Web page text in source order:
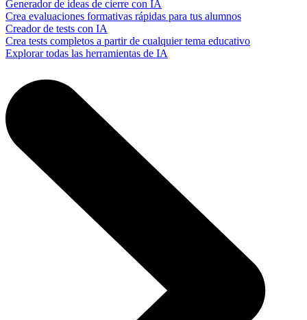
Generador de ideas de cierre con IA
Crea evaluaciones formativas rápidas para tus alumnos
Creador de tests con IA
Crea tests completos a partir de cualquier tema educativo
Explorar todas las herramientas de IA